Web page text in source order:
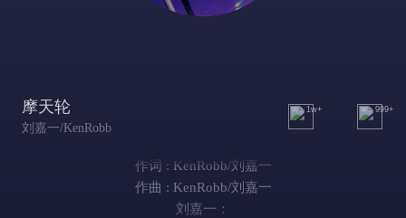
摩天轮
刘嘉一/KenRobb
1w+ 999+
作词 : KenRobb/刘嘉一
作曲 : KenRobb/刘嘉一
刘嘉一：